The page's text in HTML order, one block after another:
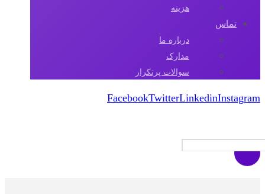
هزینه
تماس
درباره ما
مدارک
سوالات پرتکرار
FacebookTwitterLinkedinInstagram